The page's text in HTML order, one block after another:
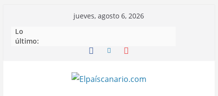
contenido
jueves, agosto 6, 2026
Lo
último: